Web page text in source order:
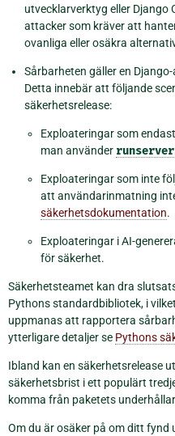
utvecklarverktyg eller Django
attacker som kräver att
ovanliga eller osäkra
Sårbarheten gäller en
Detta innebär att följande
säkerhetsrelease:
Exploateringar som
man använder runserver
Exploateringar som inte
att användarinmatning
säkerhetsdokumentation.
Exploateringar i AI-
för säkerhet.
Säkerhetsteamet kan dra
Pythons standardbibliotek, i
uppmanas att rapportera
ytterligare detaljer se Pythons
Ibland kan en säkerhetsrelease
säkerhetsbrist i ett populärt
komma från paketets
Om du är osäker på om ditt fynd